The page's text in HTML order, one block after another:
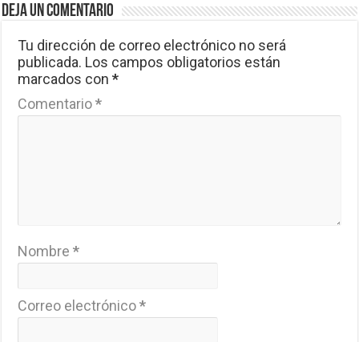
Deja un comentario
Tu dirección de correo electrónico no será
publicada. Los campos obligatorios están
marcados con*
Comentario*
Nombre*
Correo electrónico*